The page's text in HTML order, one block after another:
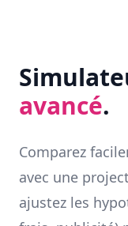
avancé.
Comparez
avec une
ajustez les